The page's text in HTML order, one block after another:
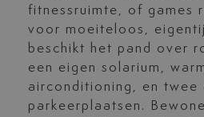
fitnessruimte, of games
voor moeiteloos,
beschikt het pand over
een eigen solarium,
airconditioning, en twee
parkeerplaatsen.